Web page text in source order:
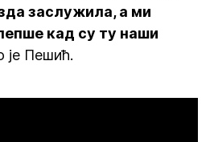
заслужила, а ми
кад су ту наши
је Пешић.